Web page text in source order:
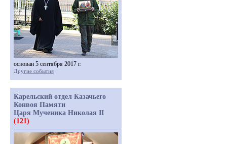
основан 5 сентября 2017 г.
Другие события
Карельский отдел Казачьего
Конвоя Памяти
Царя Мученика Николая II
(121)